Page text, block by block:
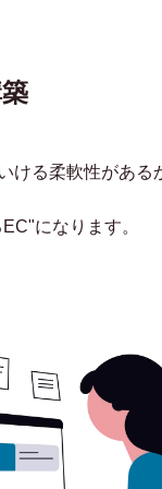
ける柔軟性がある
になります。